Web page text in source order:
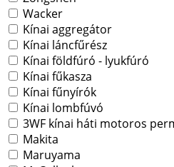
Wacker
Kínai aggregátor
Kínai láncfűrész
Kínai földfúró - lyukfúró
Kínai fűkasza
Kínai fűnyírók
Kínai lombfúvó
3WF kínai háti motoros
Makita
Maruyama